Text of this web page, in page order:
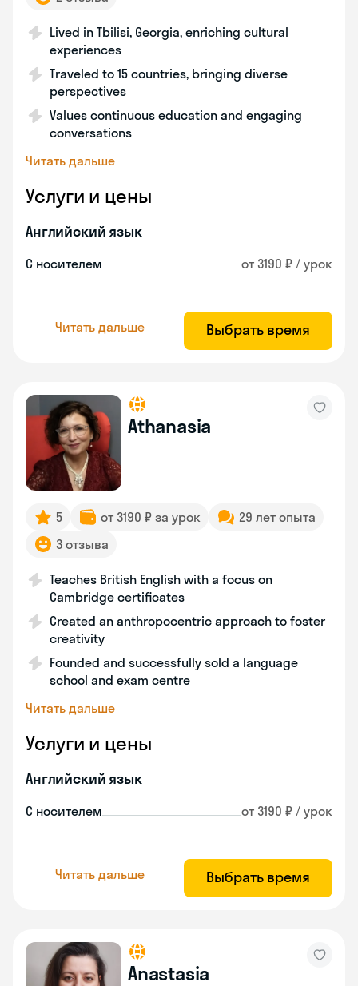
Lived in Tbilisi, Georgia, enriching cultural
experiences
Traveled to 15 countries, bringing diverse
perspectives
Values continuous education and engaging
conversations
Читать дальше
Услуги и цены
Английский язык
С носителем от 3190 ₽ / урок
Читать дальше Выбрать время
Athanasia
5 от 3190 ₽ за урок
29 лет опыта
3 отзыва
Teaches British English with a focus on
Cambridge certificates
Created an anthropocentric approach to foster
creativity
Founded and successfully sold a language
school and exam centre
Читать дальше
Услуги и цены
Английский язык
С носителем от 3190 ₽ / урок
Читать дальше Выбрать время
Anastasia